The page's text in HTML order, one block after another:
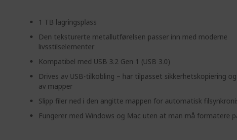
1 TB lagringsplass
Den teksturerte metallutførelsen passer inn med moderne
livsstilselementer
Kompatibel med USB 3.2 Gen 1 (USB 3.0)
Drives av USB-tilkobling – har tilpasset sikkerhetskopiering
av mapper
Slipp filer ned i den angitte mappen for automatisk
Fungerer med Windows og Mac uten at man må formatere